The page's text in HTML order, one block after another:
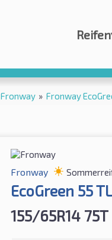
Reifen
Fronway » Fronway
Fronway
EcoGreen 55 TL
155/65R14 75T